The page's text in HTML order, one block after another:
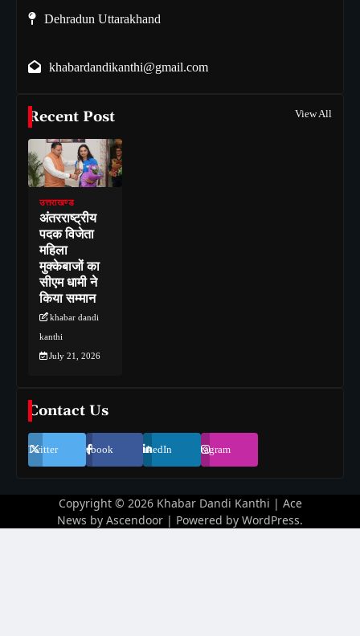
Dehradun Uttarakhand
khabardandikanthi@gmail.com
Recent Post View All
उत्तराखण्ड
अंतरराष्ट्रीय
पदक विजेता
महिला
मुक्केबाजों का
सीएम धामी ने
किया सम्मान
khabar dandi
kanthi
July 21, 2026
Contact Us
Twitter Facebook LinkedIn Instagram
Copyright © 2026 Khabar Dandi Kanthi | Ace
News by Ascendoor | Powered by WordPress.